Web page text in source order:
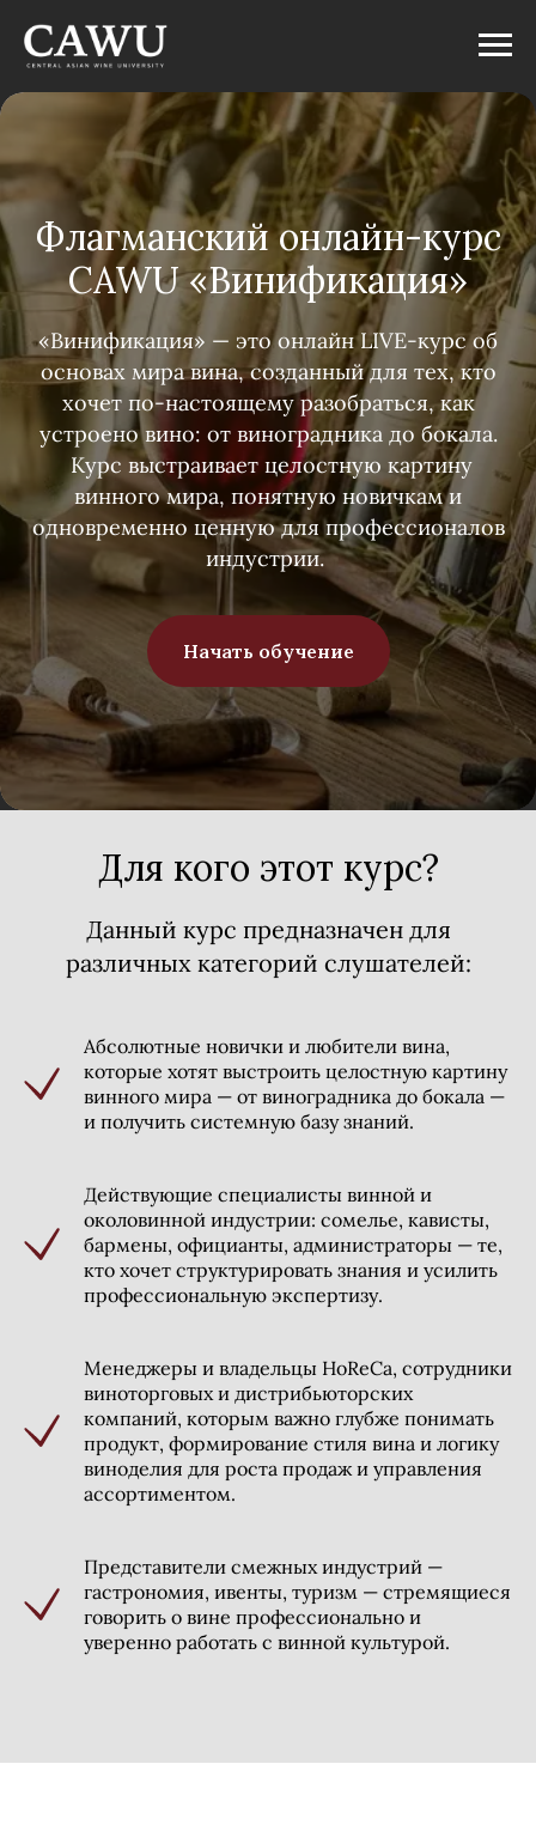
Флагманский онлайн-курс
CAWU «Винификация»
«Винификация» — это онлайн LIVE-курс об
основах мира вина, созданный для тех, кто
хочет по-настоящему разобраться, как
устроено вино: от виноградника до бокала.
Курс выстраивает целостную картину
винного мира, понятную новичкам и
одновременно ценную для профессионалов
индустрии.
Начать обучение
Для кого этот курс?
Данный курс предназначен для
различных категорий слушателей:
Абсолютные новички и любители вина,
которые хотят выстроить целостную картину
винного мира — от виноградника до бокала —
и получить системную базу знаний.
Действующие специалисты винной и
околовинной индустрии: сомелье, кависты,
бармены, официанты, администраторы — те,
кто хочет структурировать знания и усилить
профессиональную экспертизу.
Менеджеры и владельцы HoReCa, сотрудники
виноторговых и дистрибьюторских
компаний, которым важно глубже понимать
продукт, формирование стиля вина и логику
виноделия для роста продаж и управления
ассортиментом.
Представители смежных индустрий —
гастрономия, ивенты, туризм — стремящиеся
говорить о вине профессионально и
уверенно работать с винной культурой.